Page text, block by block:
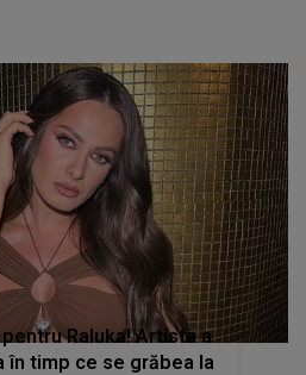
Raluka! Artista a
în timp ce se grăbea la